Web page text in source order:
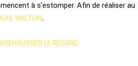
à s’estomper. Afin de réaliser au
SAS VALTON.
#REHAUSSER LE REGARD